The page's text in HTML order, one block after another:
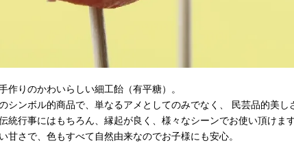
作りのかわいらしい細工飴（有平糖）。
シンボル的商品で、単なるアメとしてのみでなく、 民芸品的美し
統行事にはもちろん、縁起が良く、様々なシーンでお使い頂けます
甘さで、色もすべて自然由来なのでお子様にも安心。